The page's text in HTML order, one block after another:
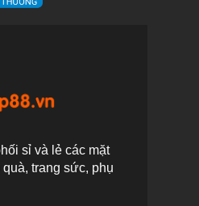
sỉ và lẻ các mặt
trang sức, phụ